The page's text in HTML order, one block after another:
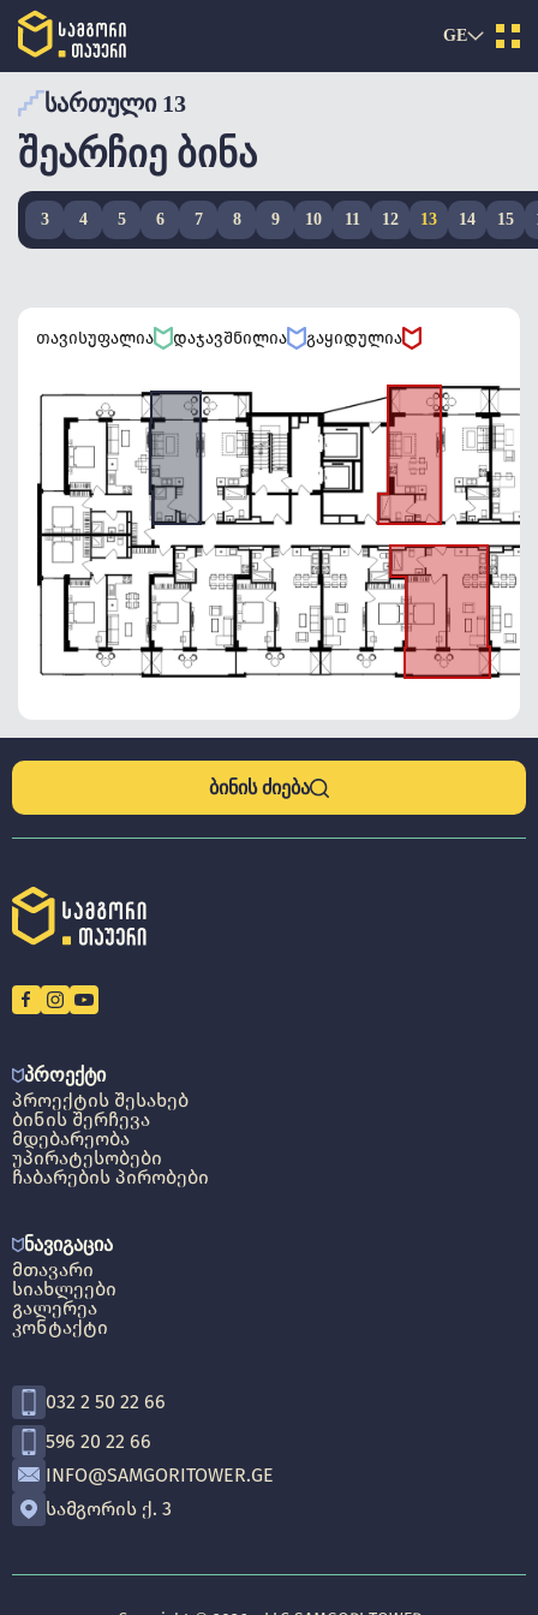
GE
ᲡᲐᲠᲗᲣᲚᲘ 13
ᲨᲔᲐᲠᲩᲘᲔ ᲑᲘᲜᲐ
თავისუფალია დაჯავშნილია გაყიდულია
15
14
13
12
11
10
9
8
7
6
5
4
3
ᲑᲘᲜᲘᲡ ᲫᲘᲔᲑᲐ
ᲞᲠᲝᲔᲥᲢᲘ
ᲞᲠᲝᲔᲥᲢᲘᲡ ᲨᲔᲡᲐᲮᲔᲑ
ᲑᲘᲜᲘᲡ ᲨᲔᲠᲩᲔᲕᲐ
ᲛᲓᲔᲑᲐᲠᲔᲝᲑᲐ
ᲣᲞᲘᲠᲐᲢᲔᲡᲝᲑᲔᲑᲘ
ᲩᲐᲑᲐᲠᲔᲑᲘᲡ ᲞᲘᲠᲝᲑᲔᲑᲘ
ᲜᲐᲕᲘᲒᲐᲪᲘᲐ
ᲛᲗᲐᲕᲐᲠᲘ
ᲡᲘᲐᲮᲚᲔᲔᲑᲘ
ᲒᲐᲚᲔᲠᲔᲐ
ᲙᲝᲜᲢᲐᲥᲢᲘ
032 2 50 22 66
596 20 22 66
INFO@SAMGORITOWER.GE
ᲡᲐᲛᲒᲝᲠᲘᲡ Ქ. 3